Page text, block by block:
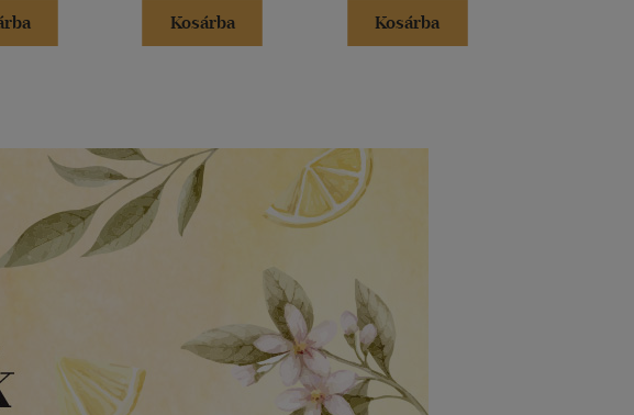
Kosárba
Kosárba